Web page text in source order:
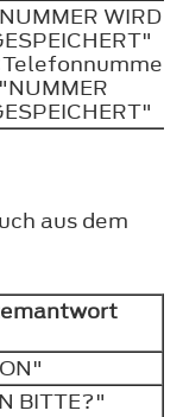
WIRD
"
"NUMMER
aus dem
BITTE?"